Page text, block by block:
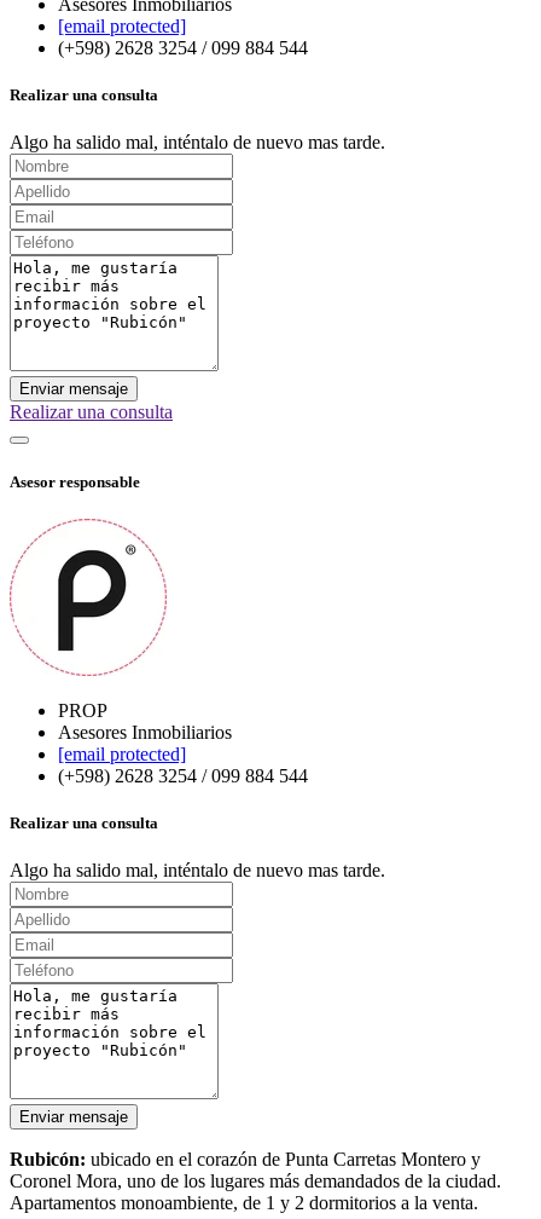
Asesores Inmobiliarios
[email protected]
(+598) 2628 3254 / 099 884 544
Realizar una consulta
Algo ha salido mal, inténtalo de nuevo mas tarde.
Enviar mensaje
Realizar una consulta
Asesor responsable
PROP
Asesores Inmobiliarios
[email protected]
(+598) 2628 3254 / 099 884 544
Realizar una consulta
Algo ha salido mal, inténtalo de nuevo mas tarde.
Enviar mensaje
Rubicón: ubicado en el corazón de Punta Carretas Montero y
Coronel Mora, uno de los lugares más demandados de la ciudad.
Apartamentos monoambiente, de 1 y 2 dormitorios a la venta.